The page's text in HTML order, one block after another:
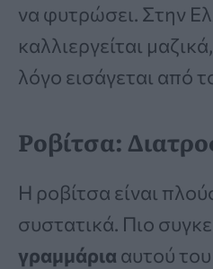
να φυτρώσει. Στην
καλλιεργείται
λόγο εισάγεται από
Ροβίτσα:
Η ροβίτσα είναι
συστατικά. Πιο
γραμμάρια αυτού